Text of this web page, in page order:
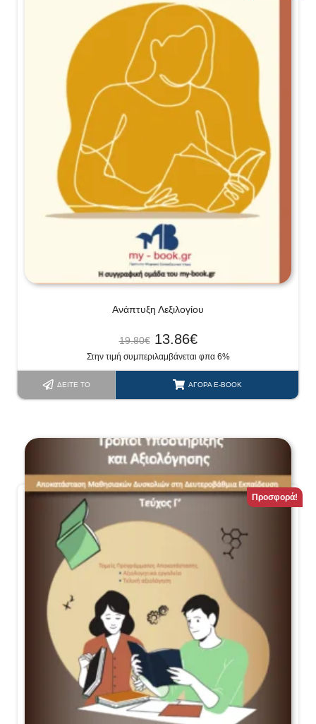
Ανάπτυξη Λεξιλογίου
19.80€ 13.86€
Στην τιμή συμπεριλαμβάνεται φπα 6%
ΔΕΊΤΕ ΤΟ ΑΓΟΡΆ E-BOOK
Προσφορά!